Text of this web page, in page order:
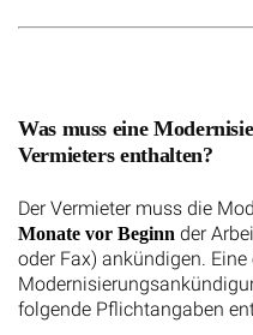
Was muss eine
Vermieters enthalten?
Der Vermieter muss die
Monate vor Beginn der
oder Fax) ankündigen.
folgende Pflichtangaben